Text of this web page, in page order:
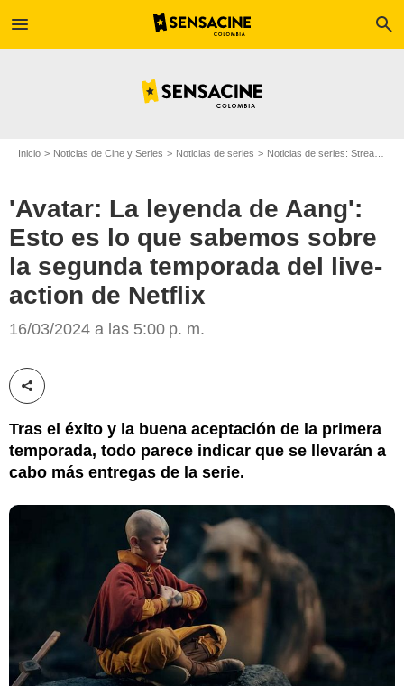
menu search
Inicio Noticias de Cine y Series Noticias de series Noticias de series: Streaming
'Avatar: La leyenda de Aang':
Esto es lo que sabemos sobre
la segunda temporada del live-
action de Netflix
16/03/2024 a las 5:00 p. m.
Compartir esta noticia
Tras el éxito y la buena aceptación de la primera
temporada, todo parece indicar que se llevarán a
cabo más entregas de la serie.
Netflix